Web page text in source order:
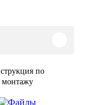
по
монтажу